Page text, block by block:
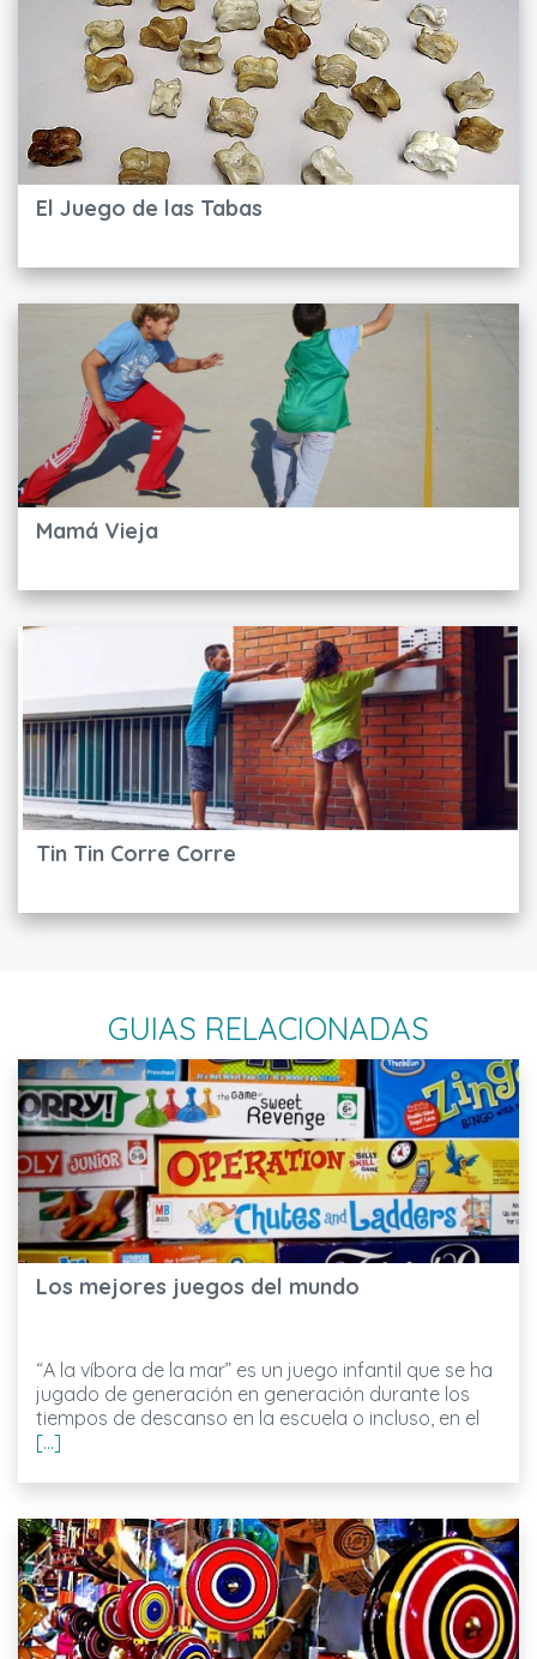
El Juego de las Tabas
Mamá Vieja
Tin Tin Corre Corre
GUIAS RELACIONADAS
Los mejores juegos del mundo
“A la víbora de la mar” es un juego infantil que se ha
jugado de generación en generación durante los
tiempos de descanso en la escuela o incluso, en el
[...]